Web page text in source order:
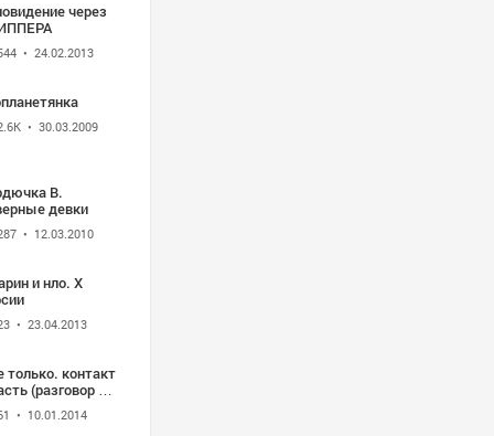
через
• 24.02.2013
• 30.03.2009
В.
девки
• 12.03.2010
и нло. Х
• 23.04.2013
только. контакт
(разговор с
(РАЙ)
• 10.01.2014